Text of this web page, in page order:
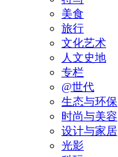
美食
旅行
文化艺术
人文史地
专栏
@世代
生态与环保
时尚与美容
设计与家居
光影